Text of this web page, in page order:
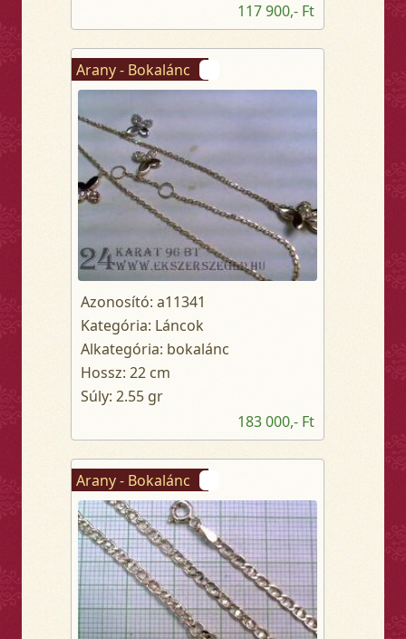
117 900,- Ft
Arany - Bokalánc
Azonosító: a11341
Kategória: Láncok
Alkategória: bokalánc
Hossz: 22 cm
Súly: 2.55 gr
183 000,- Ft
Arany - Bokalánc